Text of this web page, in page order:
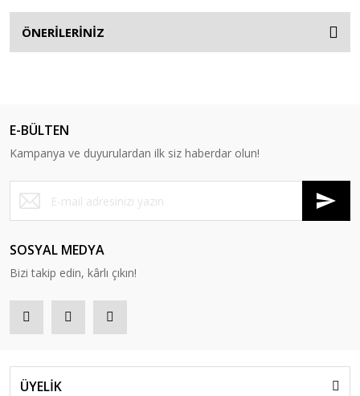
ÖNERİLERİNİZ
E-BÜLTEN
Kampanya ve duyurulardan ilk siz haberdar olun!
SOSYAL MEDYA
Bizi takip edin, kârlı çıkın!
ÜYELİK